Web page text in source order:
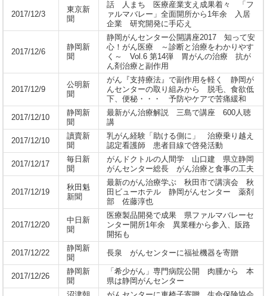
2017/12/3
東京新
聞
話 人まち 医療産業支え成果着々 「フ
ァルマバレー」全面開所から1年余 入居
企業 研究開発に手応え
2017/12/6
静岡新
聞
静岡がんセンター公開講座2017 知って安
心！がん医療 ～診断と治療をわかりやす
く～ Vol.6 第14弾 胃がんの治療 抗が
ん剤治療と副作用
2017/12/9
公明新
聞
がん『支持療法』で副作用を軽く 静岡が
んセンターの取り組みから 脱毛、食欲低
下、便秘・・・ 予防やケアで苦痛緩和
2017/12/10
静岡新
聞
最新がん治療解説 三島で講座 600人聴
講
2017/12/10
讀賣新
聞
乳がん経験「助ける側に」 治療乗り越え
認定看護師 患者目線で啓発活動
2017/12/17
毎日新
聞
がんドクトルの人間学 山口建 県立静岡
がんセンター総長 がん治療と食事の工夫
2017/12/19
秋田魁
新聞
最新のがん治療学ぶ 秋田市で講演会 秋
田ビューホテル 静岡がんセンター 薬剤
部 佐藤淳也
2017/12/20
中日新
聞
医療製品開発で成果 県ファルマバレーセ
ンター開所1年余 異業種から参入、販路
開拓も
2017/12/22
静岡新
聞
長泉 がんセンターに福祉機器を寄贈
2017/12/26
静岡新
聞
「希少がん」専門病院公開 肉腫から 本
県は静岡がんセンター